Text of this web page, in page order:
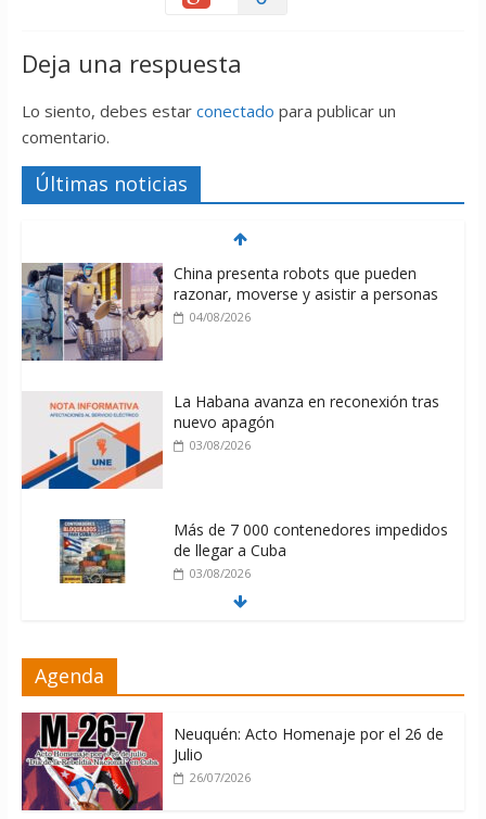
Deja una respuesta
Lo siento, debes estar conectado para publicar un
comentario.
Últimas noticias
China presenta robots que pueden
razonar, moverse y asistir a personas
04/08/2026
La Habana avanza en reconexión tras
nuevo apagón
03/08/2026
Más de 7 000 contenedores impedidos
de llegar a Cuba
03/08/2026
04/08/2026
Agenda
Neuquén: Acto Homenaje por el 26 de
Julio
26/07/2026